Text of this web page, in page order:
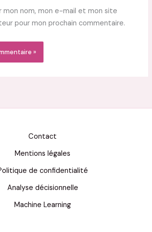
mon nom, mon e-mail et mon site
pour mon prochain commentaire.
Contact
Mentions légales
de confidentialité
Analyse décisionnelle
Machine Learning